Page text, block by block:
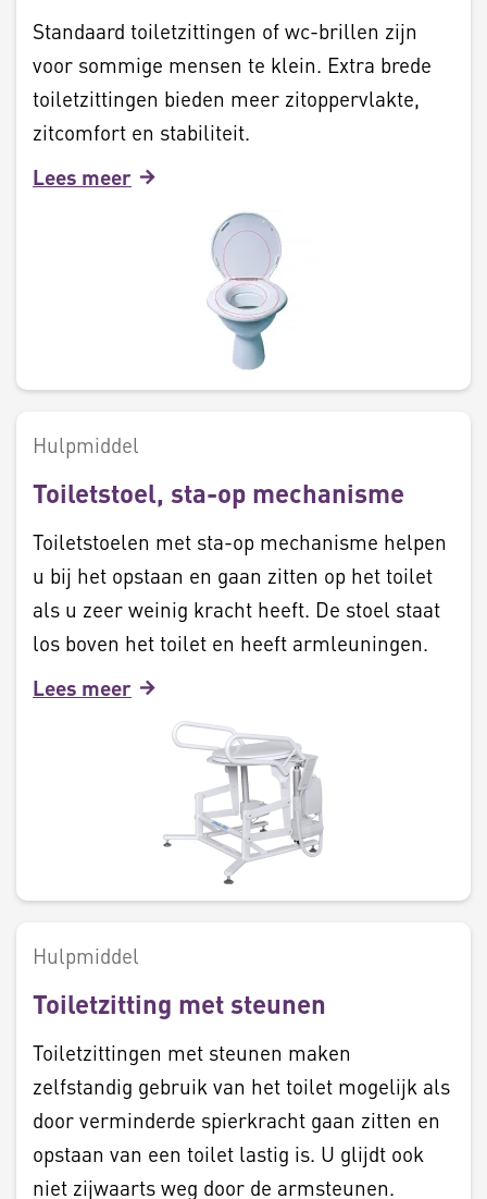
Standaard toiletzittingen of wc-brillen zijn
voor sommige mensen te klein. Extra brede
toiletzittingen bieden meer zitoppervlakte,
zitcomfort en stabiliteit.
Lees meer
Hulpmiddel
Toiletstoel, sta-op mechanisme
Toiletstoelen met sta-op mechanisme helpen
u bij het opstaan en gaan zitten op het toilet
als u zeer weinig kracht heeft. De stoel staat
los boven het toilet en heeft armleuningen.
Lees meer
Hulpmiddel
Toiletzitting met steunen
Toiletzittingen met steunen maken
zelfstandig gebruik van het toilet mogelijk als
door verminderde spierkracht gaan zitten en
opstaan van een toilet lastig is. U glijdt ook
niet zijwaarts weg door de armsteunen.